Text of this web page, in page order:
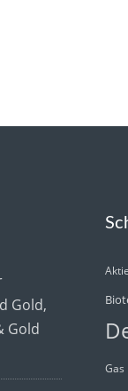
Gold,
Gold
Gas